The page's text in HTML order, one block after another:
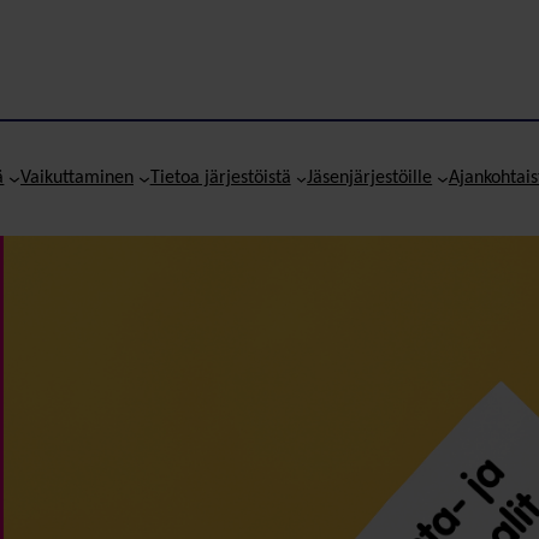
Vaikuttaminen Tietoa järjestöistä Jäsenjärjestöille